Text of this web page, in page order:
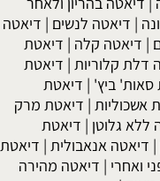
| דיאטה לנשים | דיאטה
| דיאטה קלה | דיאטת
דלת קלוריות | דיאטת
סאות' ביץ' | דיאטת
אשכוליות | דיאטת מרק
ללא גלוטן | דיאטת
| דיאטה אנאבולית | דיאטת
ואחרי | דיאטה מהירה